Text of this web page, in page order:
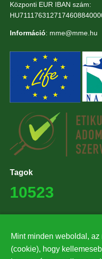
Központi EUR IBAN szám:
Információ: mme@mme.hu
Tagok
10523
27224
Mint minden weboldal,
(cookie), hogy